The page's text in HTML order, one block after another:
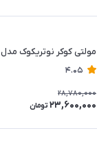
مولتی کوکر نوتریکوک مدل SP330
4.05
28,780,000
23,600,000 تومان